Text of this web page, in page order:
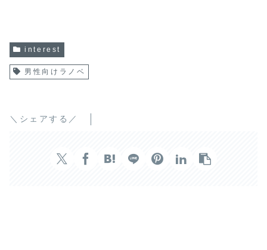
interest
男性向けラノベ
＼シェアする／